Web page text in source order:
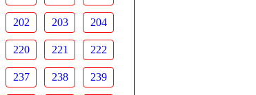
202 203 204
220 221 222
237 238 239